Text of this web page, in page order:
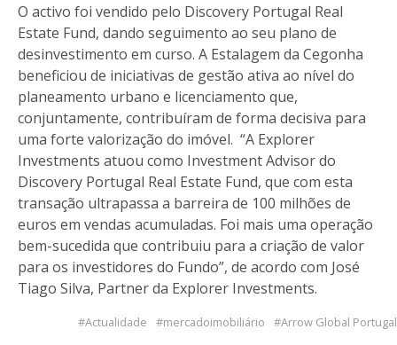
O activo foi vendido pelo Discovery Portugal Real
Estate Fund, dando seguimento ao seu plano de
desinvestimento em curso. A Estalagem da Cegonha
beneficiou de iniciativas de gestão ativa ao nível do
planeamento urbano e licenciamento que,
conjuntamente, contribuíram de forma decisiva para
uma forte valorização do imóvel. “A Explorer
Investments atuou como Investment Advisor do
Discovery Portugal Real Estate Fund, que com esta
transação ultrapassa a barreira de 100 milhões de
euros em vendas acumuladas. Foi mais uma operação
bem-sucedida que contribuiu para a criação de valor
para os investidores do Fundo”, de acordo com José
Tiago Silva, Partner da Explorer Investments.
Actualidade mercadoimobiliário Arrow Global Portugal